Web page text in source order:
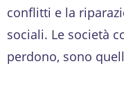
conflitti e la
sociali. Le società
perdono, sono